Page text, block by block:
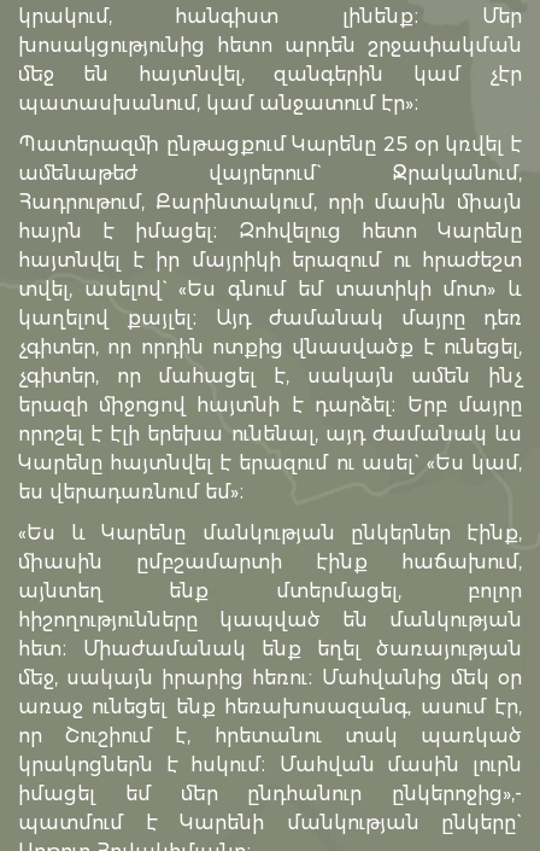
կրակում, հանգիստ լինենք։ Մեր
խոսակցությունից հետո արդեն շրջափակման
մեջ են հայտնվել, զանգերին կամ չէր
պատասխանում, կամ անջատում էր»։
Պատերազմի ընթացքում Կարենը 25 օր կռվել է
ամենաթեժ վայրերում` Ջրականում,
Հադրութում, Քարինտակում, որի մասին միայն
հայրն է իմացել։ Զոհվելուց հետո Կարենը
հայտնվել է իր մայրիկի երազում ու հրաժեշտ
տվել, ասելով` «Ես գնում եմ տատիկի մոտ» և
կաղելով քայլել։ Այդ ժամանակ մայրը դեռ
չգիտեր, որ որդին ոտքից վնասվածք է ունեցել,
չգիտեր, որ մահացել է, սակայն ամեն ինչ
երազի միջոցով հայտնի է դարձել։ Երբ մայրը
որոշել է էլի երեխա ունենալ, այդ ժամանակ ևս
Կարենը հայտնվել է երազում ու ասել` «Ես կամ,
ես վերադառնում եմ»։
«Ես և Կարենը մանկության ընկերներ էինք,
միասին ըմբշամարտի էինք հաճախում,
այնտեղ ենք մտերմացել, բոլոր
հիշողությունները կապված են մանկության
հետ։ Միաժամանակ ենք եղել ծառայության
մեջ, սակայն իրարից հեռու։ Մահվանից մեկ օր
առաջ ունեցել ենք հեռախոսազանգ, ասում էր,
որ Շուշիում է, հրետանու տակ պառկած
կրակոցներն է հսկում։ Մահվան մասին լուրն
իմացել եմ մեր ընդհանուր ընկերոջից»,-
պատմում է Կարենի մանկության ընկերը`